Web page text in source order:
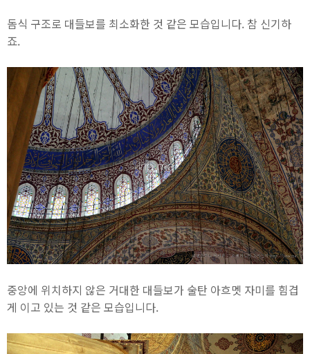
돔식 구조로 대들보를 최소화한 것 같은 모습입니다. 참 신기하
죠.
중앙에 위치하지 않은 거대한 대들보가 술탄 아흐멧 자미를 힘겹
게 이고 있는 것 같은 모습입니다.